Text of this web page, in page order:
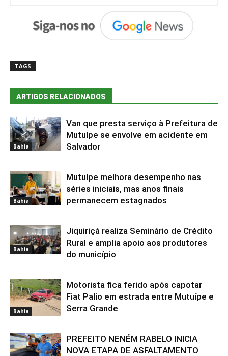
TAGS
ARTIGOS RELACIONADOS
Bahia
Van que presta serviço à Prefeitura de
Mutuípe se envolve em acidente em
Salvador
Bahia
Mutuípe melhora desempenho nas
séries iniciais, mas anos finais
permanecem estagnados
Bahia
Jiquiriçá realiza Seminário de Crédito
Rural e amplia apoio aos produtores
do município
Bahia
Motorista fica ferido após capotar
Fiat Palio em estrada entre Mutuípe e
Serra Grande
PREFEITO NENÉM RABELO INICIA
NOVA ETAPA DE ASFALTAMENTO